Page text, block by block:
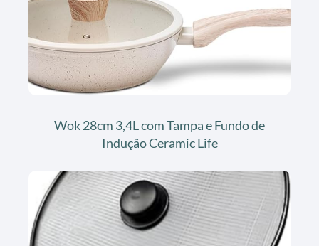
Wok 28cm 3,4L com Tampa e Fundo de
Indução Ceramic Life